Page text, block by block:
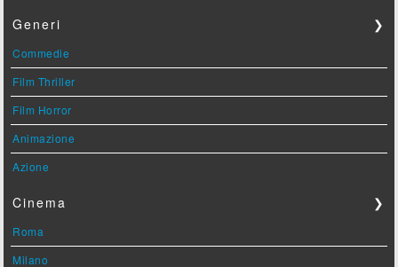
Generi ❯
Commedie
Film Thriller
Film Horror
Animazione
Azione
Cinema ❯
Roma
Milano